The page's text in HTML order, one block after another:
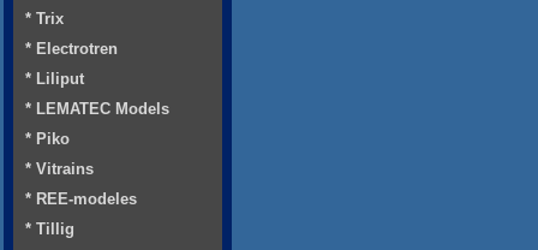
* Trix
* Electrotren
* Liliput
* LEMATEC Models
* Piko
* Vitrains
* REE-modeles
* Tillig